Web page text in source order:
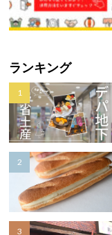
ランキング